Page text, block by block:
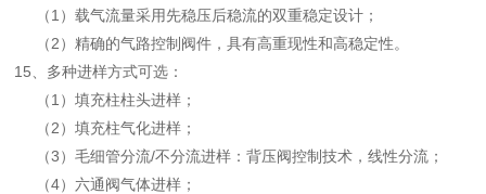
（1）载气流量采用先稳压后稳流的双重稳定设计；
（2）精确的气路控制阀件，具有高重现性和高稳定性。
15、多种进样方式可选：
（1）填充柱柱头进样；
（2）填充柱气化进样；
（3）毛细管分流/不分流进样：背压阀控制技术，线性分流；
（4）六通阀气体进样；